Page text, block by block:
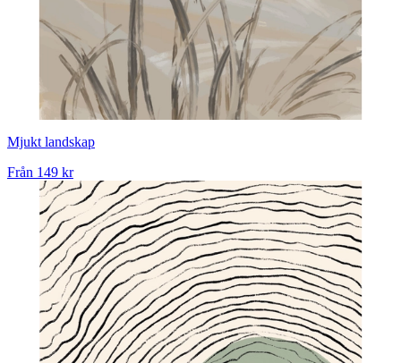
Mjukt landskap
Från 149 kr